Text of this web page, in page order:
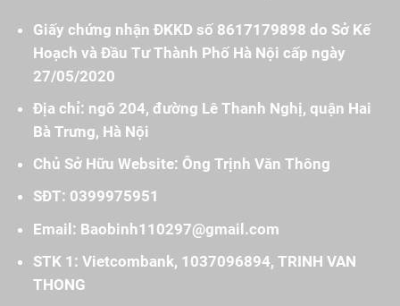
Giấy chứng nhận ĐKKD số 8617179898 do Sở Kế
Hoạch và Đầu Tư Thành Phố Hà Nội cấp ngày
27/05/2020
Địa chỉ: ngõ 204, đường Lê Thanh Nghị, quận Hai
Bà Trưng, Hà Nội
Chủ Sở Hữu Website: Ông Trịnh Văn Thông
SĐT: 0399975951
Email: Baobinh110297@gmail.com
STK 1: Vietcombank, 1037096894, TRINH VAN
THONG